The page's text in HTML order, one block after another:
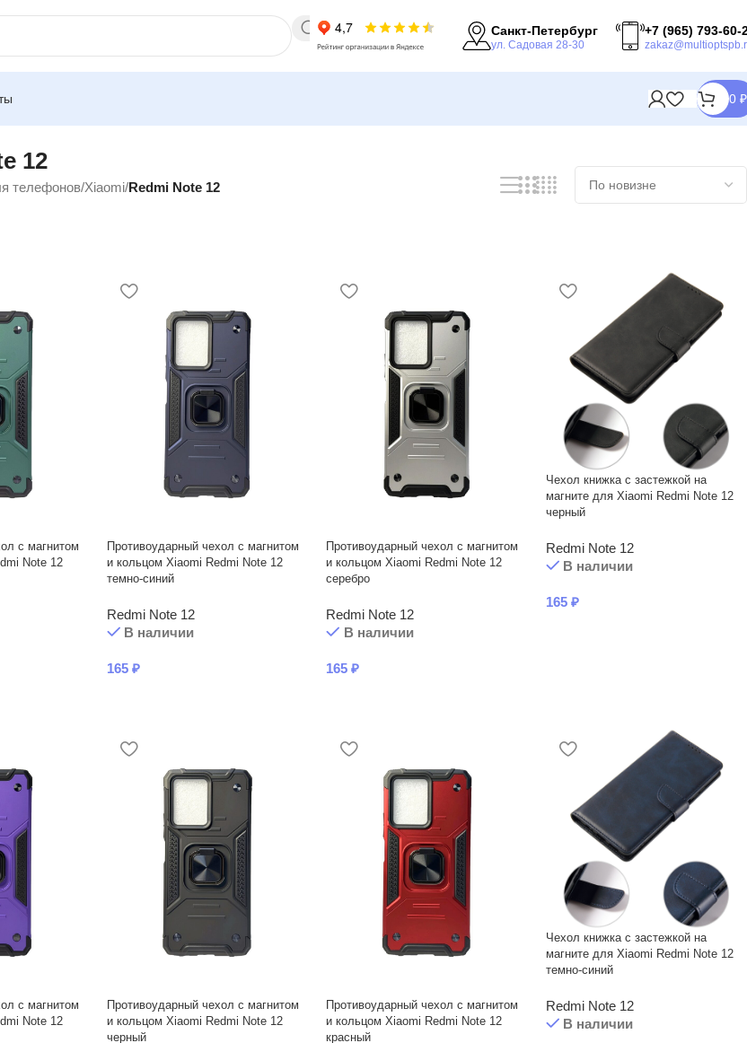
Санкт-Петербург
ул. Садовая 28-30
+7 (965) 793-60-
0 ₽
12
телефонов/Xiaomi/Redmi Note 12
с магнитом
Note 12
Противоударный чехол с магнитом
и кольцом Xiaomi Redmi Note 12
темно-синий
Redmi Note 12
В наличии
165 ₽
Противоударный чехол с магнитом
и кольцом Xiaomi Redmi Note 12
серебро
Redmi Note 12
В наличии
165 ₽
Чехол книжка с застежкой на
магните для Xiaomi Redmi Note 12
черный
Redmi Note 12
В наличии
165 ₽
с магнитом
Note 12
Противоударный чехол с магнитом
и кольцом Xiaomi Redmi Note 12
черный
Противоударный чехол с магнитом
и кольцом Xiaomi Redmi Note 12
красный
Чехол книжка с застежкой на
магните для Xiaomi Redmi Note 12
темно-синий
Redmi Note 12
В наличии